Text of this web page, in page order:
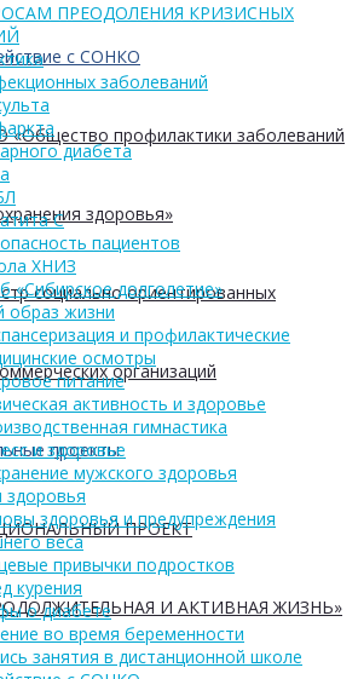
с СОНКО
«Общество профилактики заболеваний
здоровья»
социально ориентированных
организаций
проекты
ПРОЕКТ
И АКТИВНАЯ ЖИЗНЬ»
ПРЕОДОЛЕНИЯ КРИЗИСНЫХ
заболеваний
диабета
С
пациентов
ХНИЗ
«Сибирское долголетие»
образ жизни
и профилактические
осмотры
питание
активность и здоровье
гимнастика
и здоровье
мужского здоровья
здоровья
здоровья и предупреждения
веса
привычки подростков
курения
о диабете
во время беременности
занятия в дистанционной школе